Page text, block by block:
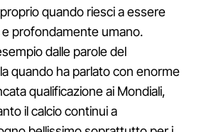
quando riesci a essere
profondamente umano.
dalle parole del
quando ha parlato con enorme
qualificazione ai Mondiali,
il calcio continui a